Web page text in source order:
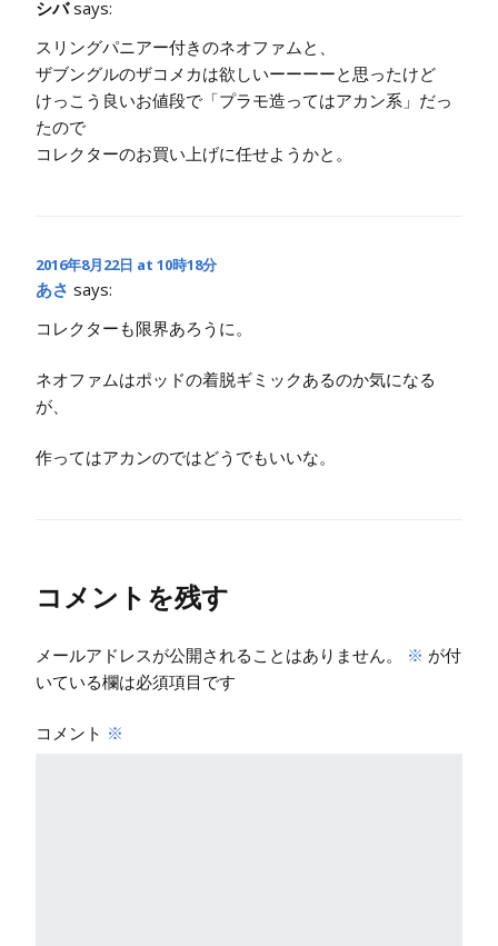
シバ says:
スリングパニアー付きのネオファムと、
ザブングルのザコメカは欲しいーーーーと思ったけど
けっこう良いお値段で「プラモ造ってはアカン系」だっ
たので
コレクターのお買い上げに任せようかと。
2016年8月22日 at 10時18分
あさ says:
コレクターも限界あろうに。
ネオファムはポッドの着脱ギミックあるのか気になる
が、
作ってはアカンのではどうでもいいな。
コメントを残す
メールアドレスが公開されることはありません。 ※ が付
いている欄は必須項目です
コメント ※